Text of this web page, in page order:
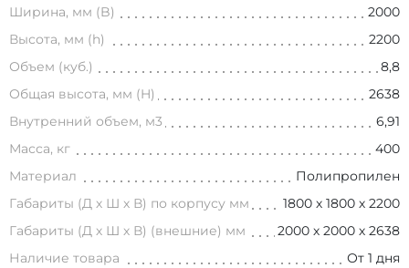
Ширина, мм (B)
2000
Высота, мм (h)
2200
Объем (куб.)
8,8
Общая высота, мм (H)
2638
Внутренний объем, м3
6,91
Масса, кг
400
Материал
Полипропилен
Габариты (Д х Ш х В) по корпусу мм
1800 х 1800 х 2200
Габариты (Д х Ш х В) (внешние) мм
2000 х 2000 х 2638
Наличие товара
От 1 дня